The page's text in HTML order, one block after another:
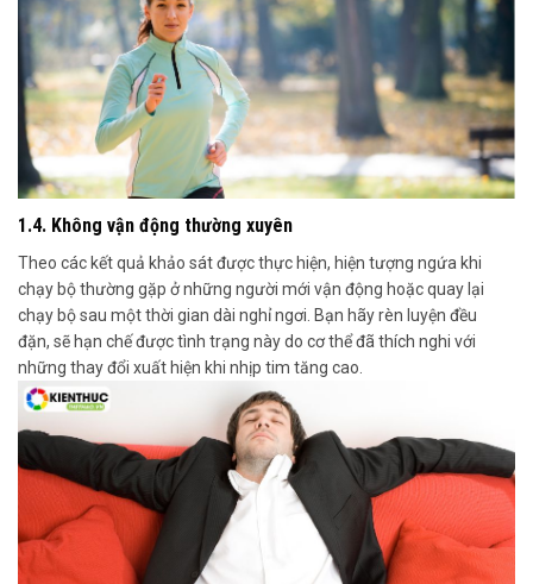
1.4. Không vận động thường xuyên
Theo các kết quả khảo sát được thực hiện, hiện tượng ngứa khi
chạy bộ thường gặp ở những người mới vận động hoặc quay lại
chạy bộ sau một thời gian dài nghỉ ngơi. Bạn hãy rèn luyện đều
đặn, sẽ hạn chế được tình trạng nàydo cơ thể đã thích nghi với
những thay đổi xuất hiện khi nhịp tim tăng cao.